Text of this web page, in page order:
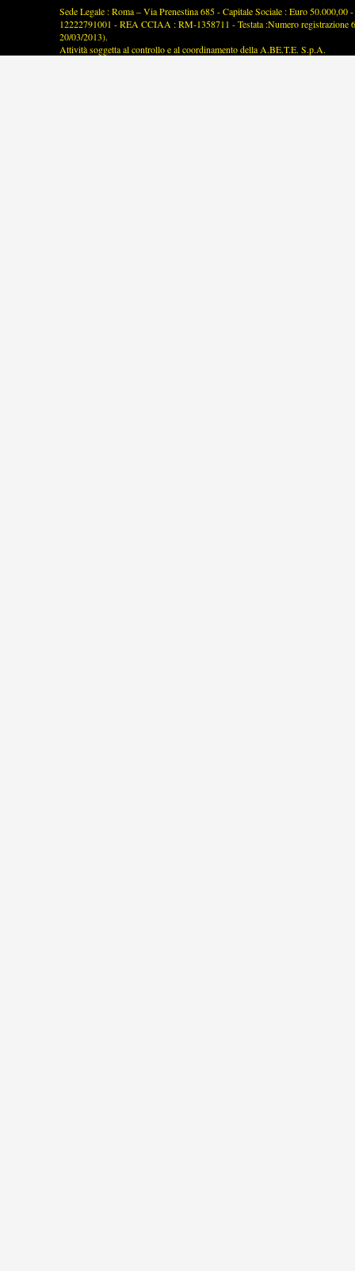
Sede Legale : Roma – Via Prenestina 685 - Capitale Sociale : Euro
12222791001 - REA CCIAA : RM-1358711 - Testata :Numero registrazione
20/03/2013).
Attività soggetta al controllo e al coordinamento della A.BE.T.E. S.p.A.